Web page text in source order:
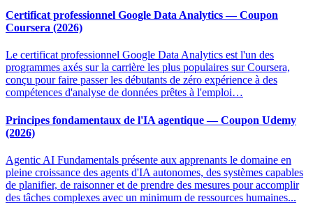
Certificat professionnel Google Data Analytics — Coupon
Coursera (2026)
Le certificat professionnel Google Data Analytics est l'un des
programmes axés sur la carrière les plus populaires sur Coursera,
conçu pour faire passer les débutants de zéro expérience à des
compétences d'analyse de données prêtes à l'emploi…
Principes fondamentaux de l'IA agentique — Coupon Udemy
(2026)
Agentic AI Fundamentals présente aux apprenants le domaine en
pleine croissance des agents d'IA autonomes, des systèmes capables
de planifier, de raisonner et de prendre des mesures pour accomplir
des tâches complexes avec un minimum de ressources humaines...